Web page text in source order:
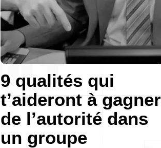
9 qualités qui
t’aideront à gagner
de l’autorité dans
un groupe